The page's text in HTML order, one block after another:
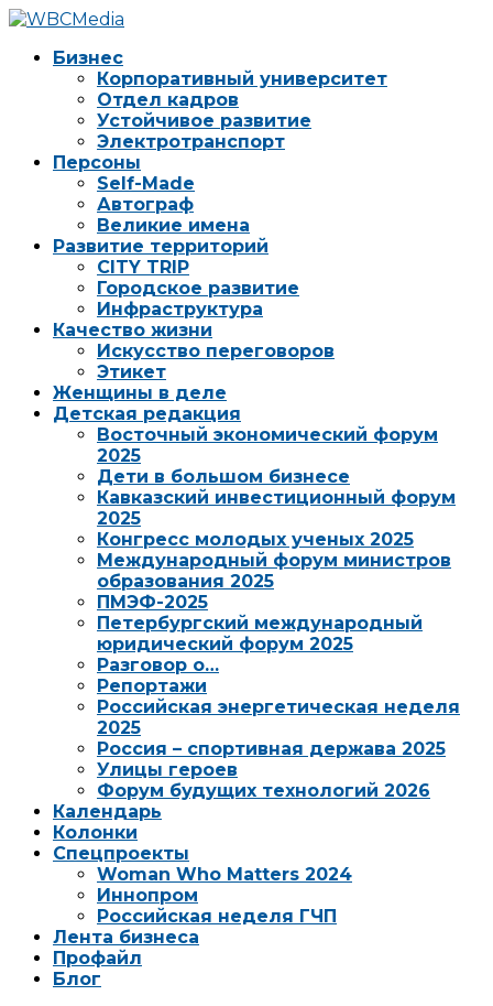
Бизнес
Корпоративный университет
Отдел кадров
Устойчивое развитие
Электротранспорт
Персоны
Self-Made
Автограф
Великие имена
Развитие территорий
CITY TRIP
Городское развитие
Инфраструктура
Качество жизни
Искусство переговоров
Этикет
Женщины в деле
Детская редакция
Восточный экономический форум
2025
Дети в большом бизнесе
Кавказский инвестиционный форум
2025
Конгресс молодых ученых 2025
Международный форум министров
образования 2025
ПМЭФ-2025
Петербургский международный
юридический форум 2025
Разговор о…
Репортажи
Российская энергетическая неделя
2025
Россия – спортивная держава 2025
Улицы героев
Форум будущих технологий 2026
Календарь
Колонки
Спецпроекты
Woman Who Matters 2024
Иннопром
Российская неделя ГЧП
Лента бизнеса
Профайл
Блог